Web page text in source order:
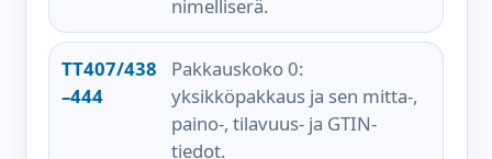
nimelliserä.
TT407/438
–444
Pakkauskoko 0:
yksikköpakkaus ja sen mitta-,
paino-, tilavuus- ja GTIN-
tiedot.